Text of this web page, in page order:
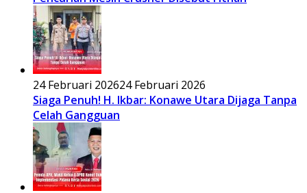
24 Februari 202624 Februari 2026
Siaga Penuh! H. Ikbar: Konawe Utara Dijaga Tanpa
Celah Gangguan